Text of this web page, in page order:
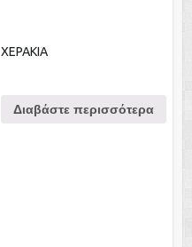
ΧΕΡΑΚΙΑ
Διαβάστε περισσότερα